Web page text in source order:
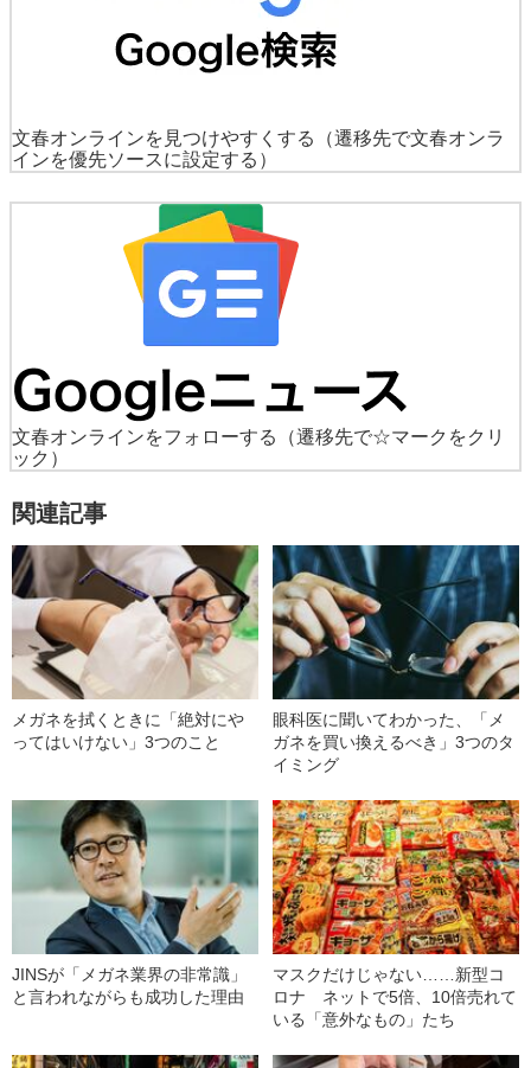
文春オンラインを見つけやすくする
（遷移先で文春オンラ
インを優先ソースに設定する）
文春オンラインをフォローする
（遷移先で☆マークをクリ
ック）
関連記事
メガネを拭くときに「絶対にや
ってはいけない」3つのこと
眼科医に聞いてわかった、「メ
ガネを買い換えるべき」3つのタ
イミング
JINSが「メガネ業界の非常識」
と言われながらも成功した理由
マスクだけじゃない……新型コ
ロナ ネットで5倍、10倍売れて
いる「意外なもの」たち